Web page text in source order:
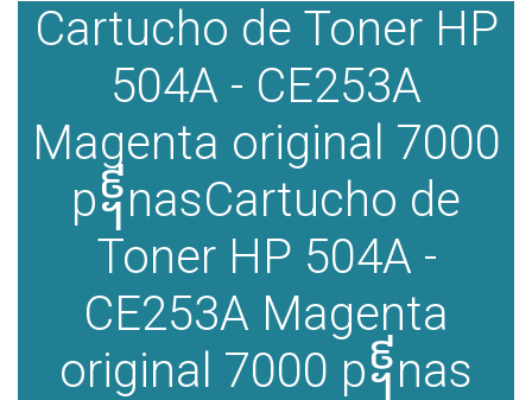
Cartucho de Toner HP
504A - CE253A
Magenta original 7000
p᧩nasCartucho de
Toner HP 504A -
CE253A Magenta
original 7000 p᧩nas